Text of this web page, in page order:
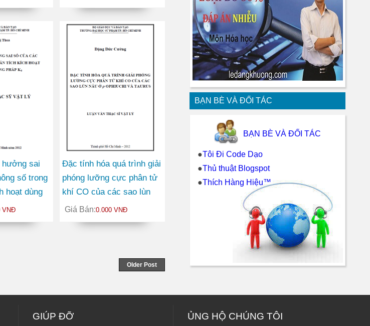
hưởng sai
số trong
hoạt dùng
K0
VNĐ
Đặc tính hóa quá trình giải
phóng lưỡng cực phân tử
khí CO của các sao lùn
nâu ở ρ Ophiuchi và
Taurus
Giá Bán:0.000 VNĐ
Older Post
BẠN BÈ VÀ ĐỐI TÁC
BẠN BÈ VÀ ĐỐI TÁC
●Tôi Đi Code Dạo
●Thủ thuật Blogspot
●Thích Hàng Hiệu™
GIÚP ĐỠ ỦNG HỘ CHÚNG TÔI